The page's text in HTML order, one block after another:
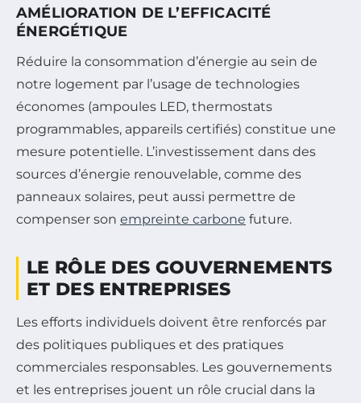
AMÉLIORATION DE L’EFFICACITÉ
ÉNERGÉTIQUE
Réduire la consommation d’énergie au sein de
notre logement par l’usage de technologies
économes (ampoules LED, thermostats
programmables, appareils certifiés) constitue une
mesure potentielle. L’investissement dans des
sources d’énergie renouvelable, comme des
panneaux solaires, peut aussi permettre de
compenser son empreinte carbone future.
LE RÔLE DES GOUVERNEMENTS
ET DES ENTREPRISES
Les efforts individuels doivent être renforcés par
des politiques publiques et des pratiques
commerciales responsables. Les gouvernements
et les entreprises jouent un rôle crucial dans la